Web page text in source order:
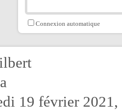
Connexion automatique
19 février